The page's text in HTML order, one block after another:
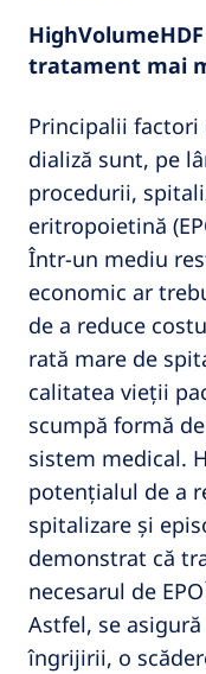
tratament mai
Principalii
dializă sunt, pe
procedurii,
eritropoietină
Într-un mediu
economic ar
de a reduce
rată mare de
calitatea vieții
scumpă formă
sistem medical.
potențialul de a
spitalizare și
demonstrat că
necesarul de EPO
Astfel, se
îngrijirii, o